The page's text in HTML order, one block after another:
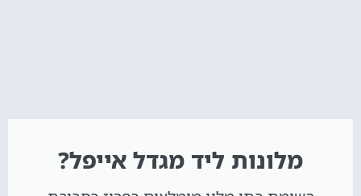
מלונות ליד מגדל אייפל?